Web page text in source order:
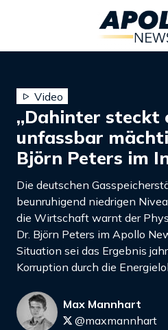
Video
„Dahinter steckt
unfassbar
Björn Peters im
Die deutschen
beunruhigend niedrigen
die Wirtschaft warnt der
Dr. Björn Peters im Apollo
Situation sei das Ergebnis
Korruption durch die
Max Mannhart
@maxmannhart